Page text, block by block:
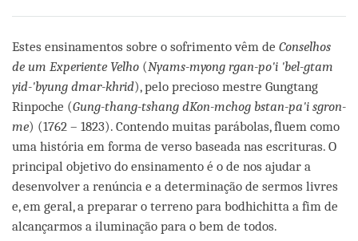
on
facebook
Estes ensinamentos sobre o sofrimento vêm de Conselhos
de um Experiente Velho (Nyams-myong rgan-po'i 'bel-gtam
yid-'byung dmar-khrid), pelo precioso mestre Gungtang
Rinpoche (Gung-thang-tshang dKon-mchog bstan-pa'i sgron-
me) (1762 – 1823). Contendo muitas parábolas, fluem como
uma história em forma de verso baseada nas escrituras. O
principal objetivo do ensinamento é o de nos ajudar a
desenvolver a renúncia e a determinação de sermos livres
e, em geral, a preparar o terreno para bodhichitta a fim de
alcançarmos a iluminação para o bem de todos.